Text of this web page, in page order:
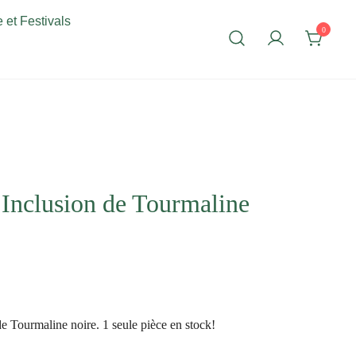
et Festivals
0
de Tourmaline
Tourmaline noire. 1 seule pièce en stock!